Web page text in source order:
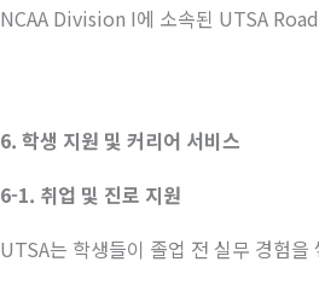
NCAA Division I에 소속된 UTSA
6. 학생 지원 및 커리어 서비스
6-1. 취업 및 진로 지원
UTSA는 학생들이 졸업 전 실무 경험